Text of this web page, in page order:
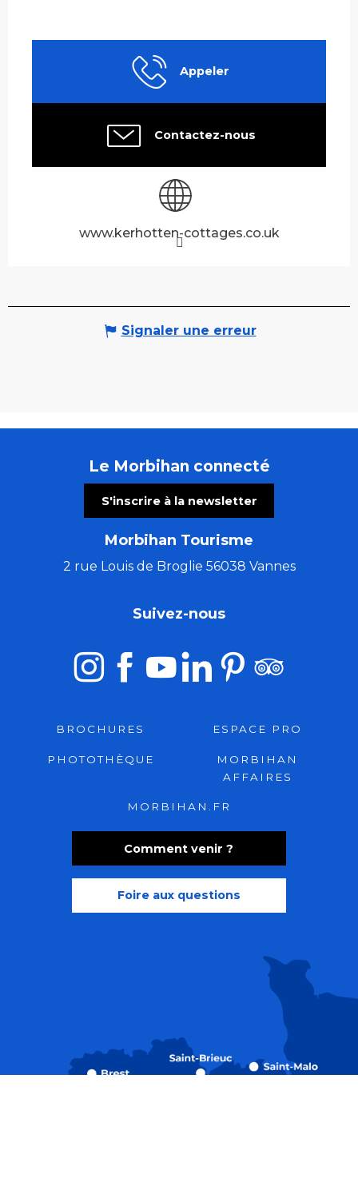
Recherche
Appeler
Contactez-nous
www.kerhotten-cottages.co.uk
Signaler une erreur
Le Morbihan connecté
S'inscrire à la newsletter
Morbihan Tourisme
2 rue Louis de Broglie 56038 Vannes
Comment venir ?
Foire aux questions
Suivez-nous
BROCHURES ESPACE PRO
PHOTOTHÈQUE
MORBIHAN
AFFAIRES
MORBIHAN.FR